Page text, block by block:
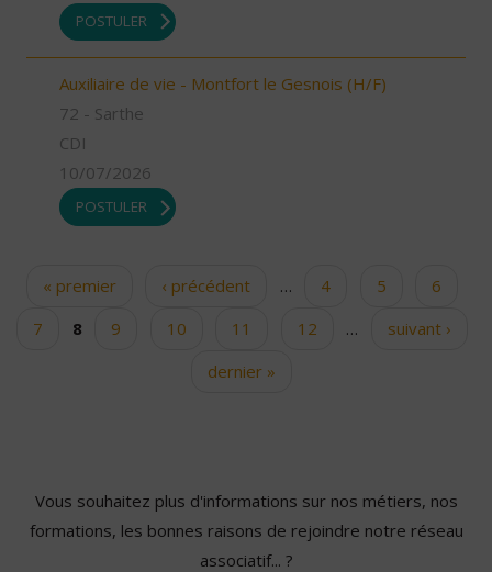
POSTULER
Auxiliaire de vie - Montfort le Gesnois (H/F)
72 - Sarthe
CDI
10/07/2026
POSTULER
Pages« premier ‹ précédent … 4 5
6
7
8 9 10 11 12 …
suivant ›
dernier »
Vous souhaitez plus d'informations sur nos métiers, nos
formations, les bonnes raisons de rejoindre notre réseau
associatif... ?